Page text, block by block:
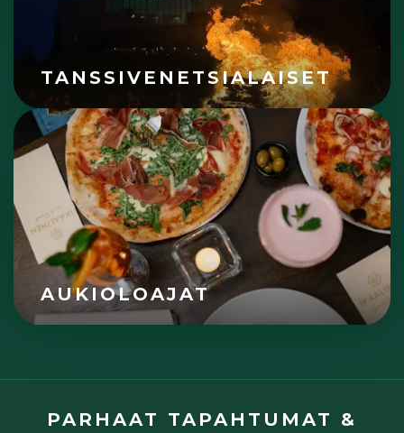
TANSSIVENETSIALAISET
AUKIOLOAJAT
PARHAAT TAPAHTUMAT &